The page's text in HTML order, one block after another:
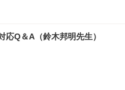
応Q＆A（鈴木邦明先生）